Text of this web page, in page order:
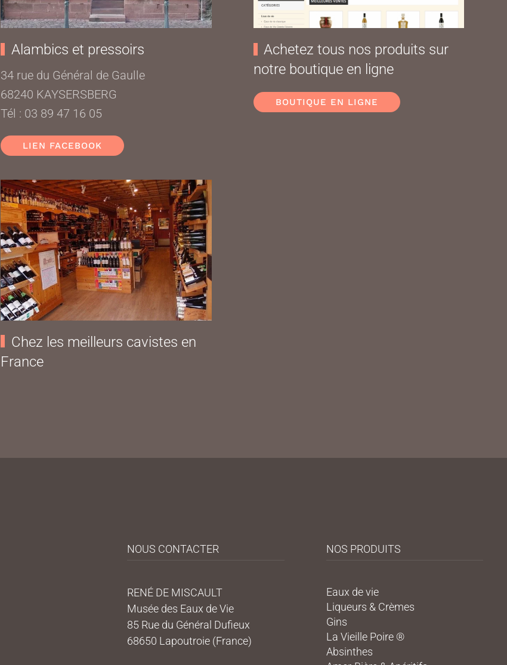
Alambics et pressoirs
34 rue du Général de Gaulle
68240 KAYSERSBERG
Tél : 03 89 47 16 05
LIEN FACEBOOK
Achetez tous nos produits sur
notre boutique en ligne
BOUTIQUE EN LIGNE
Chez les meilleurs cavistes en
France
NOUS CONTACTER
RENÉ DE MISCAULT
Musée des Eaux de Vie
85 Rue du Général Dufieux
68650 Lapoutroie (France)
NOS PRODUITS
Eaux de vie
Liqueurs & Crèmes
Gins
La Vieille Poire ®
Absinthes